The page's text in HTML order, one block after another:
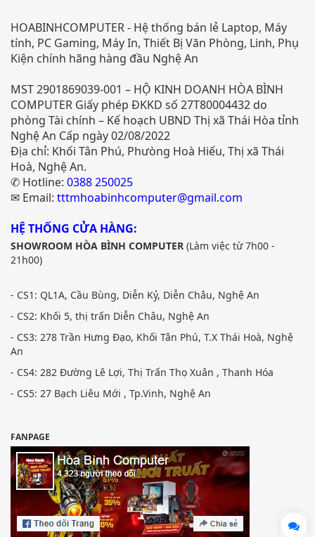
HOABINHCOMPUTER - Hệ thống bán lẻ Laptop, Máy
tính, PC Gaming, Máy In, Thiết Bị Văn Phòng, Linh, Phụ
Kiện chính hãng hàng đầu Nghệ An
MST 2901869039-001 – HỘ KINH DOANH HÒA BÌNH
COMPUTER Giấy phép ĐKKD số 27T80004432 do
phòng Tài chính – Kế hoạch UBND Thị xã Thái Hòa tỉnh
Nghệ An Cấp ngày 02/08/2022
Địa chỉ: Khối Tân Phú, Phưòng Hoà Hiếu, Thị xã Thái
Hoà, Nghệ An.
✆ Hotline: 0388 250025
✉ Email: tttmhoabinhcomputer@gmail.com
HỆ THỐNG CỬA HÀNG:
SHOWROOM HÒA BÌNH COMPUTER (Làm việc từ 7h00 -
21h00)
- CS1: QL1A, Cầu Bùng, Diễn Kỷ, Diễn Châu, Nghệ An
- CS2: Khối 5, thị trấn Diễn Châu, Nghệ An
- CS3: 278 Trần Hưng Đạo, Khối Tân Phú, T.X Thái Hoà, Nghệ
An
- CS4: 282 Đường Lê Lợi, Thị Trấn Thọ Xuân , Thanh Hóa
- CS5: 27 Bạch Liêu Mới , Tp.Vinh, Nghệ An
FANPAGE